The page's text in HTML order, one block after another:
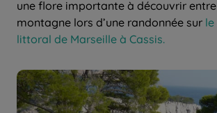
une flore importante à découvrir
montagne lors d’une randonnée sur
littoral de Marseille à Cassis.